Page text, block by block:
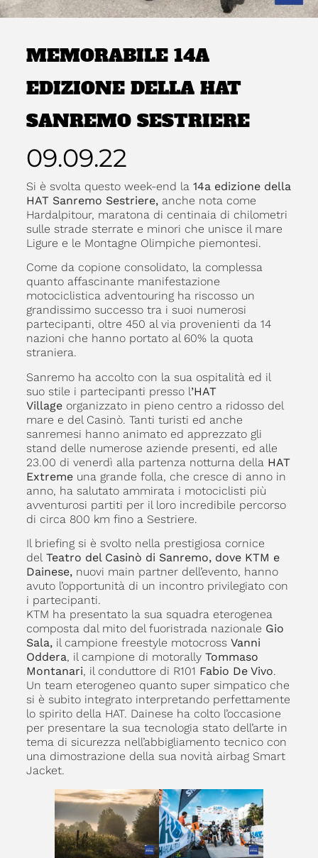
MEMORABILE 14A
EDIZIONE DELLA HAT
SANREMO SESTRIERE
09.09.22
Si è svolta questo week-end la 14a edizione della
HAT Sanremo Sestriere,anche nota come
Hardalpitour, maratona di centinaia di chilometri
sulle strade sterrate e minori che unisce il mare
Ligure e le Montagne Olimpiche piemontesi.
Come da copione consolidato, la complessa
quanto affascinante manifestazione
motociclistica adventouring ha riscosso un
grandissimo successo tra i suoi numerosi
partecipanti, oltre 450 al via provenienti da 14
nazioni che hanno portato al 60% la quota
straniera.
Sanremo ha accolto con la sua ospitalità ed il
suo stile i partecipanti presso l’HAT
Villageorganizzato in pieno centro a ridosso del
mare e del Casinò. Tanti turisti ed anche
sanremesi hanno animato ed apprezzato gli
stand delle numerose aziende presenti, ed alle
23.00 di venerdì alla partenza notturna della HAT
Extremeuna grande folla, che cresce di anno in
anno, ha salutato ammirata i motociclisti più
avventurosi partiti per il loro incredibile percorso
di circa 800 km fino a Sestriere.
Il briefing si è svolto nella prestigiosa cornice
del Teatro del Casinò di Sanremo, dove KTM e
Dainese, nuovi main partner dell’evento, hanno
avuto l’opportunità di un incontro privilegiato con
i partecipanti.
KTM ha presentato la sua squadra eterogenea
composta dal mito del fuoristrada nazionale Gio
Sala,il campione freestyle motocrossVanni
Oddera, il campione di motorally Tommaso
Montanari, il conduttore di R101 Fabio De Vivo.
Un team eterogeneo quanto super simpatico che
si è subito integrato interpretando perfettamente
lo spirito della HAT. Dainese ha colto l’occasione
per presentare la sua tecnologia stato dell’arte in
tema di sicurezza nell’abbigliamento tecnico con
una dimostrazione della sua novità airbag Smart
Jacket.